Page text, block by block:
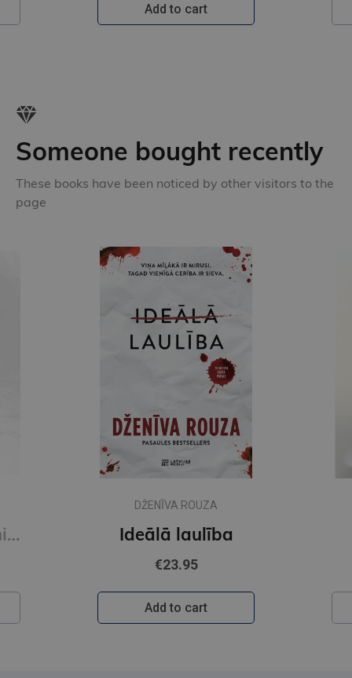
Add to cart
Someone bought recently
These books have been noticed by other visitors to the
page
Novecot bez panikas (e-grāmata)
DŽENĪVA ROUZA
Ideālā laulība
€23.95
Add to cart